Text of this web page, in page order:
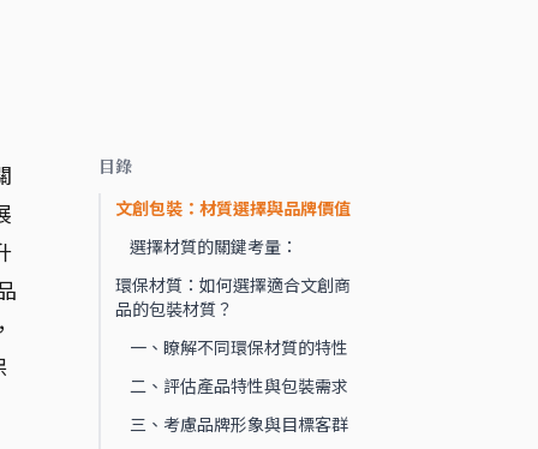
目錄
文創包裝：材質選擇與品牌價值
選擇材質的關鍵考量：
環保材質：如何選擇適合文創商
品的包裝材質？
一、瞭解不同環保材質的特性
二、評估產品特性與包裝需求
三、考慮品牌形象與目標客群